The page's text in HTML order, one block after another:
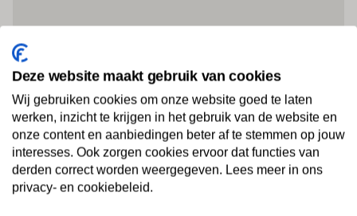
Deze website maakt gebruik van cookies
Wij gebruiken cookies om onze website goed te laten
werken, inzicht te krijgen in het gebruik van de website en
onze content en aanbiedingen beter af te stemmen op jouw
interesses. Ook zorgen cookies ervoor dat functies van
derden correct worden weergegeven. Lees meer in ons
privacy- en cookiebeleid.